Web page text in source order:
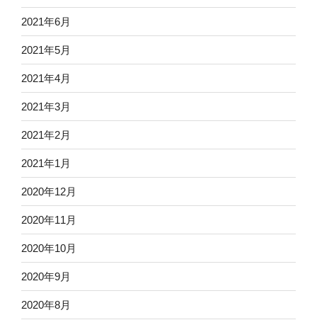
2021年6月
2021年5月
2021年4月
2021年3月
2021年2月
2021年1月
2020年12月
2020年11月
2020年10月
2020年9月
2020年8月